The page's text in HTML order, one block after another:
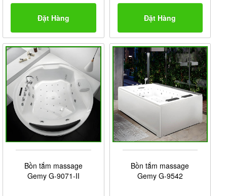
Đặt Hàng Đặt Hàng
Bồn tắm massage
Gemy G-9071-II
Bồn tắm massage
Gemy G-9542